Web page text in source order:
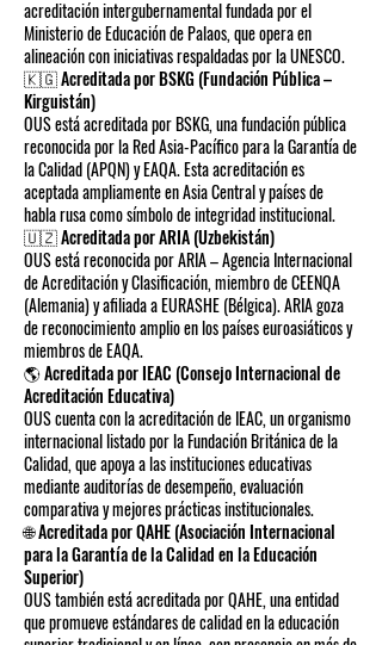
acreditación intergubernamental fundada por el
Ministerio de Educación de Palaos, que opera en
alineación con iniciativas respaldadas por la UNESCO.
🇰🇬 Acreditada por BSKG (Fundación Pública –
Kirguistán)
OUS está acreditada por BSKG, una fundación pública
reconocida por la Red Asia-Pacífico para la Garantía de
la Calidad (APQN) y EAQA. Esta acreditación es
aceptada ampliamente en Asia Central y países de
habla rusa como símbolo de integridad institucional.
🇺🇿 Acreditada por ARIA (Uzbekistán)
OUS está reconocida por ARIA – Agencia Internacional
de Acreditación y Clasificación, miembro de CEENQA
(Alemania) y afiliada a EURASHE (Bélgica). ARIA goza
de reconocimiento amplio en los países euroasiáticos y
miembros de EAQA.
🌎 Acreditada por IEAC (Consejo Internacional de
Acreditación Educativa)
OUS cuenta con la acreditación de IEAC, un organismo
internacional listado por la Fundación Británica de la
Calidad, que apoya a las instituciones educativas
mediante auditorías de desempeño, evaluación
comparativa y mejores prácticas institucionales.
🌐 Acreditada por QAHE (Asociación Internacional
para la Garantía de la Calidad en la Educación
Superior)
OUS también está acreditada por QAHE, una entidad
que promueve estándares de calidad en la educación